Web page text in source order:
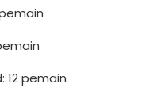
12 pemain